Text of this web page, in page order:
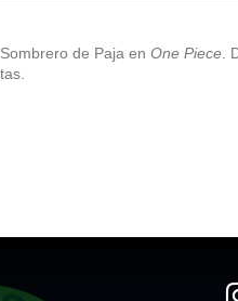
de Paja en One Piece .